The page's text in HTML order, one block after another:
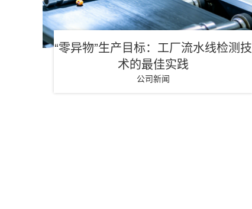
“零异物”生产目标：工厂流水线检测技
术的最佳实践
公司新闻